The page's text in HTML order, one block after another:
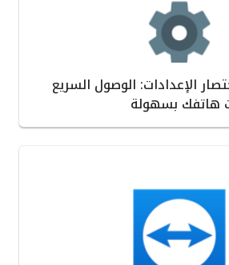
الإعدادات: الوصول السريع
هاتفك بسهولة